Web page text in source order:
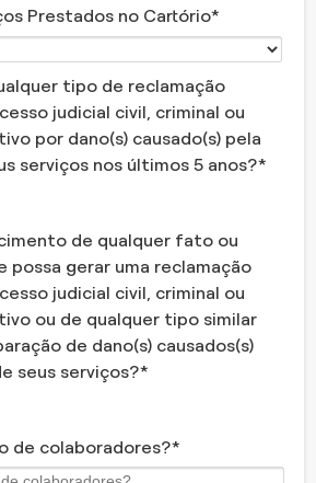
Prestados no Cartório
tipo de reclamação
judicial civil, criminal ou
por dano(s) causado(s) pela
serviços nos últimos 5 anos?
de qualquer fato ou
possa gerar uma reclamação
judicial civil, criminal ou
ou de qualquer tipo similar
de dano(s) causados(s)
seus serviços?
de colaboradores?